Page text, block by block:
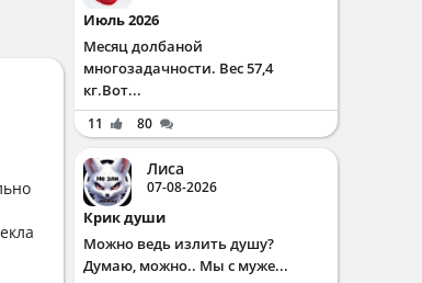
Июль 2026
Месяц долбаной
многозадачности. Вес 57,4
кг.Вот...
11 80
Лиса
07-08-2026
Крик души
Можно ведь излить душу?
Думаю, можно.. Мы с муже...